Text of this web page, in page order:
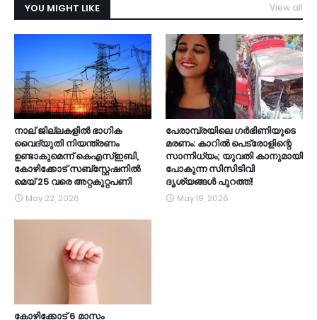
YOU MIGHT LIKE View all
നാല് ജില്ലകളിൽ ഭാഗിക
വൈദ്യുതി നിയന്ത്രണം
ഉണ്ടാകുമെന്ന് കെഎസ്ഇബി,
കോഴിക്കോട് സബ്സ്റ്റേഷനിൽ
മെയ് 25 വരെ അറ്റകുറ്റപണി
May 22, 2026
പേരാമ്പ്രയിലെ ഗർഭിണിയുടെ
മരണം: കാറിൽ പെട്രോളിന്റെ
സാന്നിധ്യം; യുവതി കാനുമായി
പോകുന്ന സിസിടിവി
ദൃശ്യങ്ങൾ പുറത്ത്!
May 19, 2026
കോഴിക്കോട് 6 മാസം